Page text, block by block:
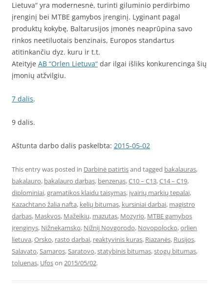
Lietuva“ yra modernesnė, turinti giluminio perdirbimo
įrenginį bei MTBE gamybos įrenginį. Lyginant pagal
produktų kokybę, Baltarusijos įmonės neaprūpina savo
rinkos neetiluotais benzinais, Europos standartus
atitinkančiu dyz. kuru ir t.t.
Ateityje AB “Orlen Lietuva“ dar ilgai išliks konkurencinga šių
įmonių atžvilgiu.
7 dalis.
9 dalis.
Aštunta darbo dalis paskelbta: 2015-05-02
This entry was posted in Darbinė patirtisand tagged bakalauras,
bakalauro, bakalauro darbas, benzenas,C10 – C13,C14 – C19,
diplominiai,gramatikos klaidu taisymas, įvairių markių tepalai,
Kazachtano žalia nafta, kelių bitumas, kursiniai darbai, magistro
darbas, Maskvos, Mažeikių, mazutas, Mozyrio, MTBE gamybos
įrenginys, Nižnekamsko, Nižnij Novgorodo, Novopolocko,orlien
lietuva,Orsko, rasto darbai, reaktyvinis kuras, Riazanės, Rusijos,
Salavato,Samaros,Saratovo,statybinis bitumas,stogų bitumas,
toluenas, Ufoson 2015/05/02.